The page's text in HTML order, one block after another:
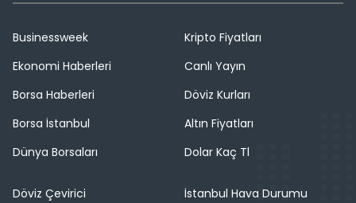
Businessweek
Ekonomi Haberleri
Borsa Haberleri
Borsa İstanbul
Dünya Borsaları
Kripto Fiyatları
Canlı Yayın
Döviz Kurları
Altın Fiyatları
Dolar Kaç Tl
Döviz Çevirici
İstanbul Hava Durumu